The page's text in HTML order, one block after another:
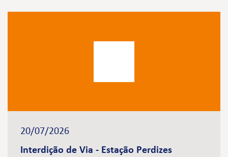
20/07/2026
Interdição de Via - Estação Perdizes